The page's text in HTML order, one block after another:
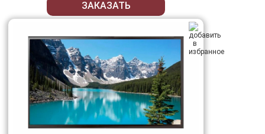
ЗАКАЗАТЬ